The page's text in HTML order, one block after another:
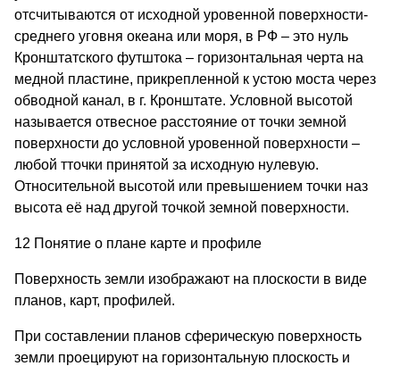
отсчитываются от исходной уровенной поверхности-
среднего уговня океана или моря, в РФ – это нуль
Кронштатского футштока – горизонтальная черта на
медной пластине, прикрепленной к устою моста через
обводной канал, в г. Кронштате. Условной высотой
называется отвесное расстояние от точки земной
поверхности до условной уровенной поверхности –
любой тточки принятой за исходную нулевую.
Относительной высотой или превышением точки наз
высота её над другой точкой земной поверхности.
12 Понятие о плане карте и профиле
Поверхность земли изображают на плоскости в виде
планов, карт, профилей.
При составлении планов сферическую поверхность
земли проецируют на горизонтальную плоскость и